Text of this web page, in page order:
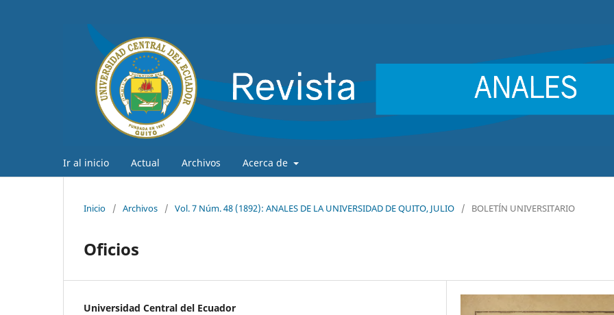
Ir al inicio Actual Archivos Acerca de
Inicio / Archivos / Vol. 7 Núm. 48 (1892): ANALES DE LA UNIVERSIDAD DE QUITO, JULIO / BOLETÍN UNIVERSITARIO
Oficios
Universidad Central del Ecuador